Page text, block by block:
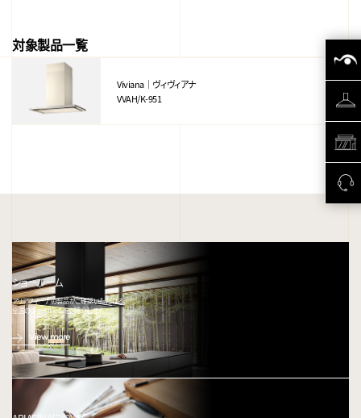
対象製品一覧
Viviana｜ヴィヴィアナ
VVAH/K-951
ショールーム
アリアフィーナの製品がご確認いただける、
全国のショールームをご紹介します。
View more